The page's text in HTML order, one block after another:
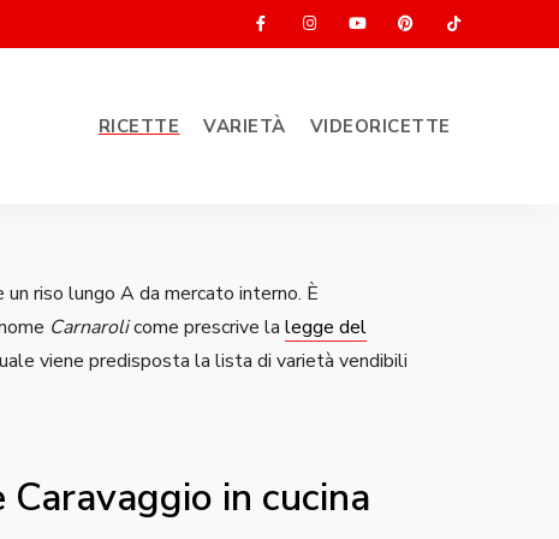
RICETTE VARIETÀ VIDEORICETTE
un riso lungo A da mercato interno. È
Carnarolicome prescrive la legge del
viene predisposta la lista di varietà vendibili
Caravaggio in cucina